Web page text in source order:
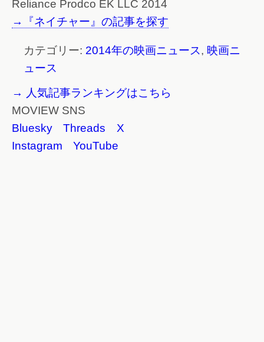
Reliance Prodco EK LLC 2014
→『ネイチャー』の記事を探す
カテゴリー: 2014年の映画ニュース, 映画ニ
ュース
→ 人気記事ランキングはこちら
MOVIEW SNS
Bluesky
Threads
X
Instagram
YouTube